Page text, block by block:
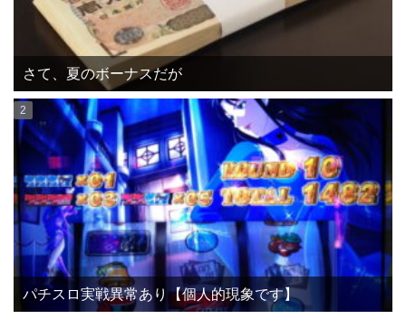
さて、夏のボーナスだが
パチスロ実戦異常あり【個人的現象です】